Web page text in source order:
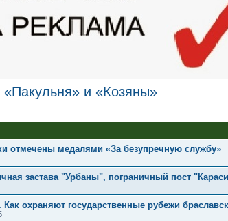
и «Козяны»
отмечены медалями «За безупречную службу»
застава "Урбаны", пограничный пост
Как охраняют государственные рубежи